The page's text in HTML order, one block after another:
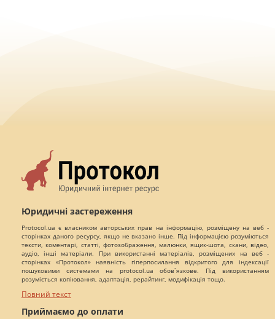
Юридичні застереження
Protocol.ua є власником авторських прав на інформацію, розміщену на веб -
сторінках даного ресурсу, якщо не вказано інше. Під інформацією розуміються
тексти, коментарі, статті, фотозображення, малюнки, ящик-шота, скани, відео,
аудіо, інші матеріали. При використанні матеріалів, розміщених на веб -
сторінках «Протокол» наявність гіперпосилання відкритого для індексації
пошуковими системами на protocol.ua обов`язкове. Під використанням
розуміється копіювання, адаптація, рерайтинг, модифікація тощо.
Повний текст
Приймаємо до оплати